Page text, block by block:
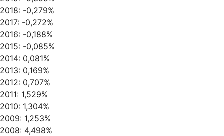
2018: -0,279%
2017: -0,272%
2016: -0,188%
2015: -0,085%
2014: 0,081%
2013: 0,169%
2012: 0,707%
2011: 1,529%
2010: 1,304%
2009: 1,253%
2008: 4,498%